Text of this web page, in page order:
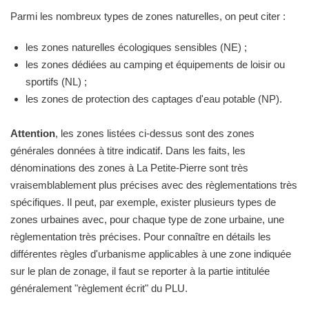
Parmi les nombreux types de zones naturelles, on peut citer :
les zones naturelles écologiques sensibles (NE) ;
les zones dédiées au camping et équipements de loisir ou
sportifs (NL) ;
les zones de protection des captages d'eau potable (NP).
Attention, les zones listées ci-dessus sont des zones
générales données à titre indicatif. Dans les faits, les
dénominations des zones à La Petite-Pierre sont très
vraisemblablement plus précises avec des règlementations très
spécifiques. Il peut, par exemple, exister plusieurs types de
zones urbaines avec, pour chaque type de zone urbaine, une
règlementation très précises. Pour connaître en détails les
différentes règles d'urbanisme applicables à une zone indiquée
sur le plan de zonage, il faut se reporter à la partie intitulée
généralement "règlement écrit" du PLU.